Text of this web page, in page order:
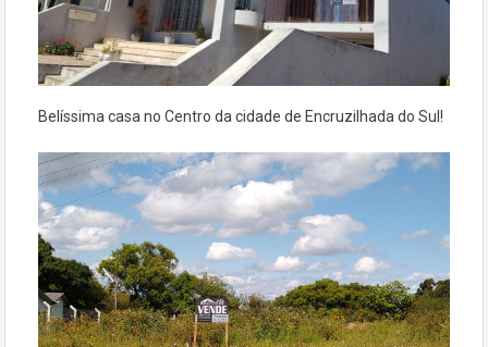
Belíssima casa no Centro da cidade de Encruzilhada do Sul!